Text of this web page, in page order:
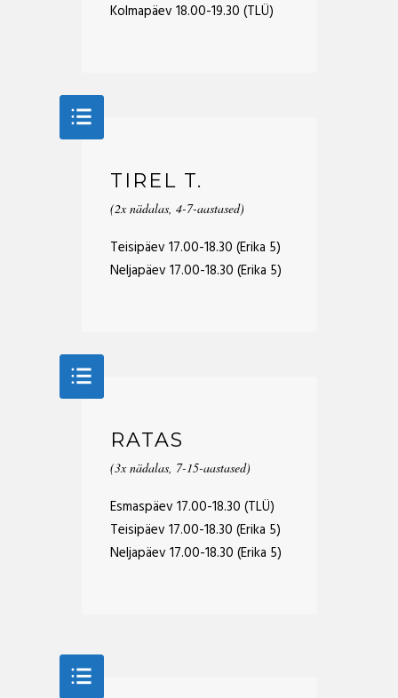
Kolmapäev 18.00-19.30 (TLÜ)
TIREL T.
(2x nädalas, 4-7-aastased)
Teisipäev 17.00-18.30 (Erika 5)
Neljapäev 17.00-18.30 (Erika 5)
RATAS
(3x nädalas, 7-15-aastased)
Esmaspäev 17.00-18.30 (TLÜ)
Teisipäev 17.00-18.30 (Erika 5)
Neljapäev 17.00-18.30 (Erika 5)